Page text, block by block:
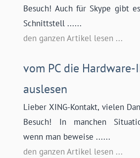
Besuch! Auch für Skype gibt
Schnittstell ......
den ganzen Artikel lesen ...
vom PC die
auslesen
Lieber XING-Kontakt, vielen
Besuch! In manchen
wenn man beweise ......
den ganzen Artikel lesen ...